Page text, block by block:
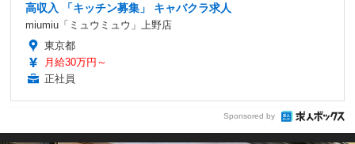
高収入 「キッチン募集」 キャバクラ求人
miumiu「ミュウミュウ」上野店
東京都
月給30万円～
正社員
Sponsored by